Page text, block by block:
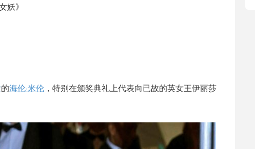
妖》
的海伦·米伦 ，特别在颁奖典礼上代表向已故的英女王伊丽莎